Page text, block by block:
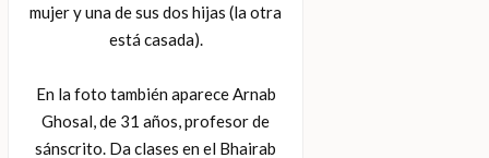
mujer y una de sus dos hijas (la otra
está casada).
En la foto también aparece Arnab
Ghosal, de 31 años, profesor de
sánscrito. Da clases en el Bhairab